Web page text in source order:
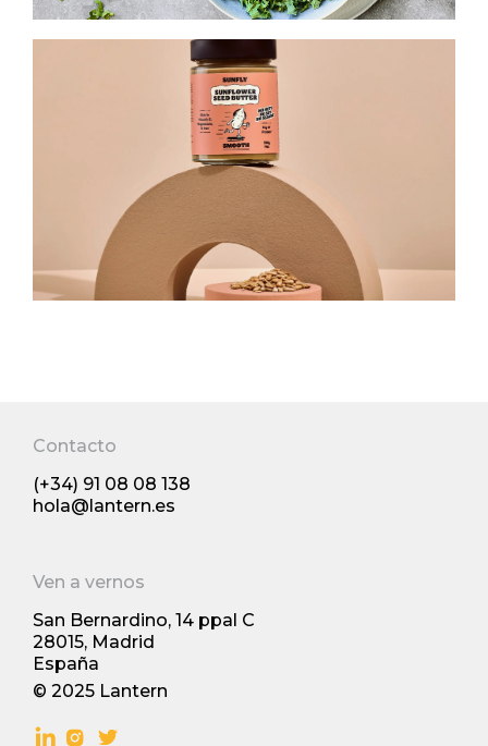
El movimiento plant-based en España,
entre la consolidación y los nuevos
Tendencias y comportamiento
Tendencias y comportamiento
Contacto
(+34) 91 08 08 138
hola@lantern.es
Ven a vernos
San Bernardino, 14 ppal С
28015, Madrid
España
© 2025 Lantern